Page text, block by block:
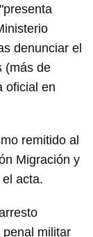
denunciar el
(más de
oficial en
remitido al
Migración y
acta.
militar